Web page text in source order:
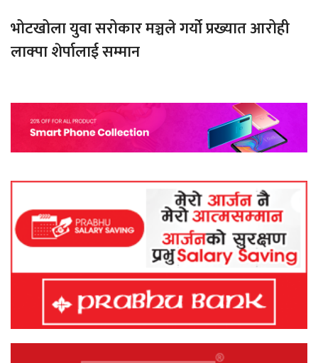
भोटखोला युवा सरोकार मञ्चले गर्यो प्रख्यात आरोही
लाक्पा शेर्पालाई सम्मान